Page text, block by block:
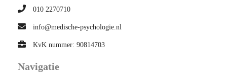
010 2270710
info@medische-psychologie.nl
KvK nummer: 90814703
Navigatie